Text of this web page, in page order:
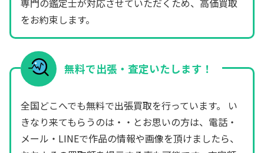
専門の鑑定士が対応させていただくため、高価買取
をお約束します。
無料で出張・査定いたします！
全国どこへでも無料で出張買取を行っています。 い
きなり来てもらうのは・・とお思いの方は、電話・
メール・LINEで作品の情報や画像を頂けましたら、